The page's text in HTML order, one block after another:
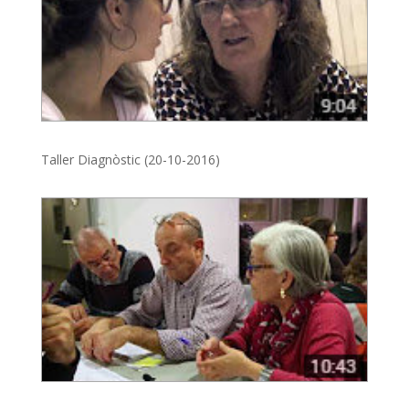
Taller Diagnòstic (20-10-2016)